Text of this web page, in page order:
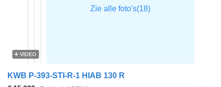
VIDEO
KWB P-393-STI-R-1 HIAB 130 R